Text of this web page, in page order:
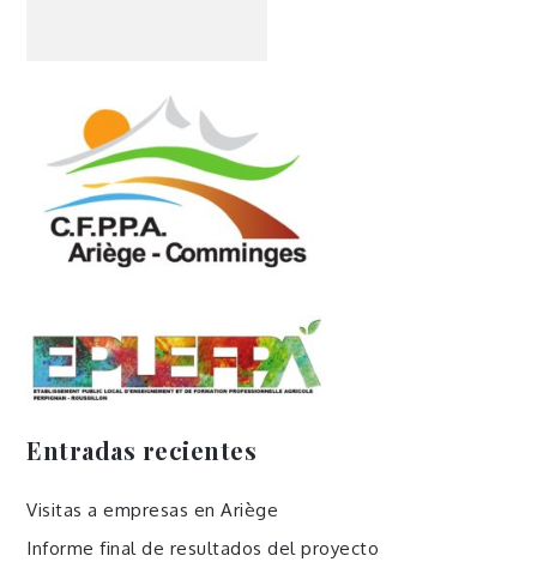
Entradas recientes
Visitas a empresas en Ariège
Informe final de resultados del proyecto